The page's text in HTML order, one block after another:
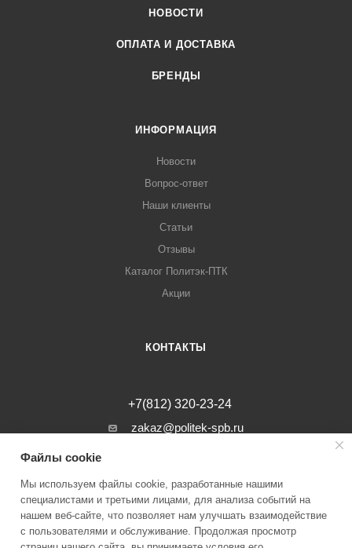
НОВОСТИ
ОПЛАТА И ДОСТАВКА
БРЕНДЫ
ИНФОРМАЦИЯ
Новости
Вопрос-ответ
Наши клиенты
Статьи
Отзывы
Каталог Политэк-ПТК
Акции
КОНТАКТЫ
+7(812) 320-23-24
zakaz@politek-spb.ru
г. Санкт-Петербург, Минеральная ул, д.
Файлы cookie
Мы используем файлы cookie, разработанные нашими
специалистами и третьими лицами, для анализа событий на
нашем веб-сайте, что позволяет нам улучшать взаимодействие
с пользователями и обслуживание. Продолжая просмотр